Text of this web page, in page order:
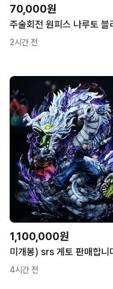
70,000원
2시간 전
1,100,000원
4시간 전